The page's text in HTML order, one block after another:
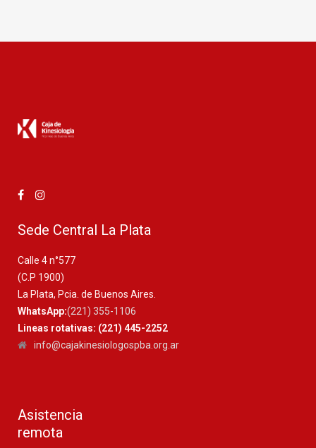
Sede Central La Plata
Calle 4 n°577
(C.P 1900)
La Plata, Pcia. de Buenos Aires.
WhatsApp:(221) 355-1106
Lineas rotativas: (221) 445-2252
info@cajakinesiologospba.org.ar
Asistencia
remota